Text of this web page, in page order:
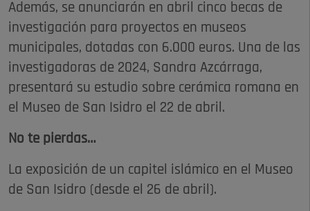
Además, se anunciarán en abril cinco becas de
investigación para proyectos en museos
municipales, dotadas con 6.000 euros. Una de las
investigadoras de 2024, Sandra Azcárraga,
presentará su estudio sobre cerámica romana en
el Museo de San Isidro el 22 de abril.
No te pierdas…
La exposición de un capitel islámico en el Museo
de San Isidro (desde el 26 de abril).